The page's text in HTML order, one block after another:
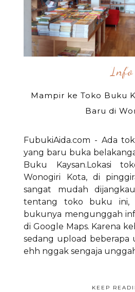
Info
Mampir ke Toko Buku
Baru di
FubukiAida.com - Ada
yang baru buka
Buku Kaysan.Lokasi
Wonogiri Kota, di
sangat mudah
tentang toko buku ini,
bukunya mengunggah
di Google Maps. Karena
sedang upload beberapa
ehh nggak sengaja
KEEP